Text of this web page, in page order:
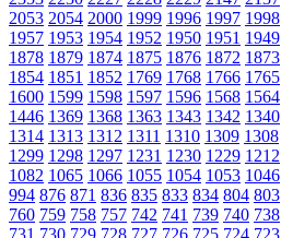
2053 2054 2000 1999 1996 1997 1998
1957 1953 1954 1952 1950 1951 1949
1878 1879 1874 1875 1876 1872 1873
1854 1851 1852 1769 1768 1766 1765
1600 1599 1598 1597 1596 1568 1564
1446 1369 1368 1363 1343 1342 1340
1314 1313 1312 1311 1310 1309 1308
1299 1298 1297 1231 1230 1229 1212
1082 1065 1066 1055 1054 1053 1046
994 876 871 836 835 833 834 804 803
760 759 758 757 742 741 739 740 738
731 730 729 728 727 726 725 724 723